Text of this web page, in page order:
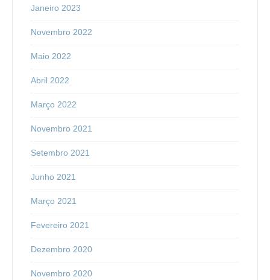
Janeiro 2023
Novembro 2022
Maio 2022
Abril 2022
Março 2022
Novembro 2021
Setembro 2021
Junho 2021
Março 2021
Fevereiro 2021
Dezembro 2020
Novembro 2020